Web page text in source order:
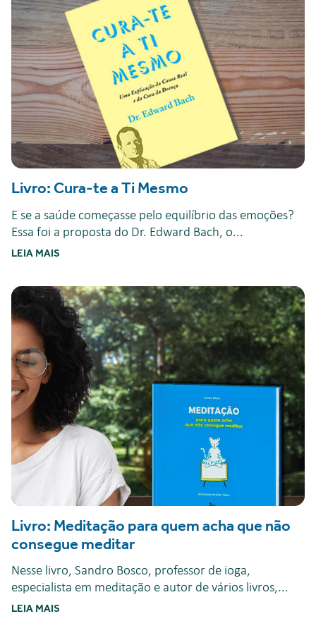
Livro: Cura-te a Ti Mesmo
E se a saúde começasse pelo equilíbrio das emoções?
Essa foi a proposta do Dr. Edward Bach, o...
LEIA MAIS
Livro: Meditação para quem acha que não
consegue meditar
Nesse livro, Sandro Bosco, professor de ioga,
especialista em meditação e autor de vários livros,...
LEIA MAIS